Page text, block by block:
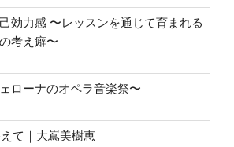
効力感 〜レッスンを通じて育まれる
考え癖〜
ローナのオペラ音楽祭〜
て｜大嶌美樹恵